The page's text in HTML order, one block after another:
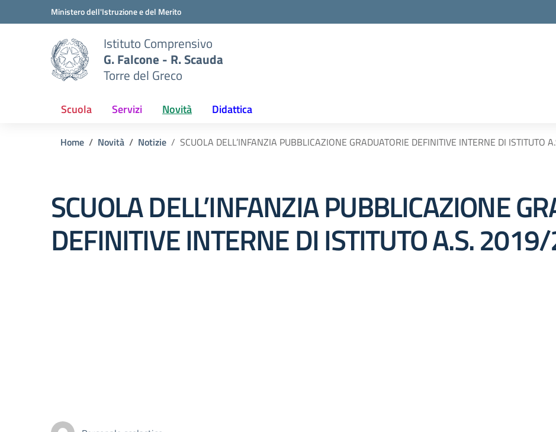
Vai ai contenuti
Vai al menu di navigazioneMinistero dell'Istruzione e del Merito
Istituto Comprensivo
G. Falcone - R. Scauda
Torre del Greco
Scuola Servizi Novità Didattica
Home Novità Notizie SCUOLA DELL’INFANZIA PUBBLICAZIONE GRADUATORIE DEFINITIVE INTERNE DI ISTITUTO
SCUOLA DELL’INFANZIA PUBBLICAZIONE
DEFINITIVE INTERNE DI ISTITUTO A.S.